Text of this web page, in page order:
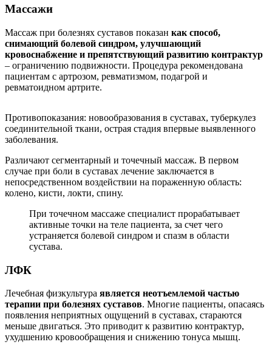
Массажи
Массаж при болезнях суставов показан как способ,
снимающий болевой синдром, улучшающий
кровоснабжение и препятствующий развитию контрактур
– ограничению подвижности. Процедура рекомендована
пациентам с артрозом, ревматизмом, подагрой и
ревматоидном артрите.
Противопоказания: новообразования в суставах, туберкулез
соединительной ткани, острая стадия впервые выявленного
заболевания.
Различают сегментарный и точечный массаж. В первом
случае при боли в суставах лечение заключается в
непосредственном воздействии на пораженную область:
колено, кисти, локти, спину.
При точечном массаже специалист прорабатывает
активные точки на теле пациента, за счет чего
устраняется болевой синдром и спазм в области
сустава.
ЛФК
Лечебная физкультура является неотъемлемой частью
терапии при болезнях суставов. Многие пациенты, опасаясь
появления неприятных ощущений в суставах, стараются
меньше двигаться. Это приводит к развитию контрактур,
ухудшению кровообращения и снижению тонуса мышц.